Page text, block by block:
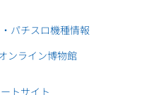
パチスロ機種情報
ンライン博物館
トサイト